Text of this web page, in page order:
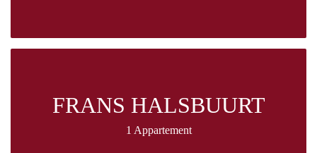
FRANS HALSBUURT
1 Appartement